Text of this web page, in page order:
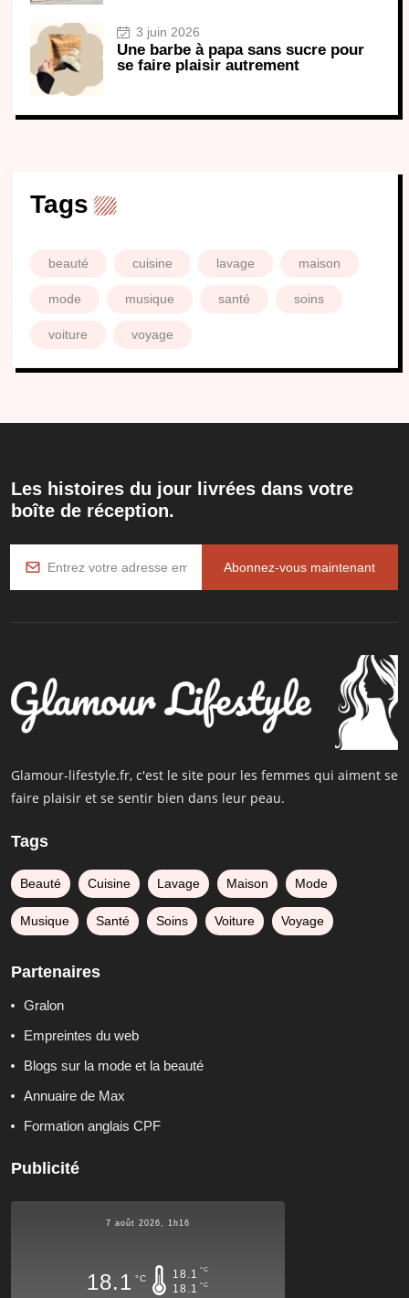
3 juin 2026
Une barbe à papa sans sucre pour
se faire plaisir autrement
Tags
beauté cuisine lavage maison
mode musique santé soins
voiture voyage
Les histoires du jour livrées dans votre
boîte de réception.
Abonnez-vous maintenant
Glamour-lifestyle.fr, c'est le site pour les femmes qui aiment se
faire plaisir et se sentir bien dans leur peau.
Tags
Beauté Cuisine Lavage Maison Mode
Musique Santé Soins Voiture Voyage
Partenaires
Gralon
Empreintes du web
Blogs sur la mode et la beauté
Annuaire de Max
Formation anglais CPF
Publicité
7 août 2026, 1h16
18.1 °C 18.1 °C
18.1 °C